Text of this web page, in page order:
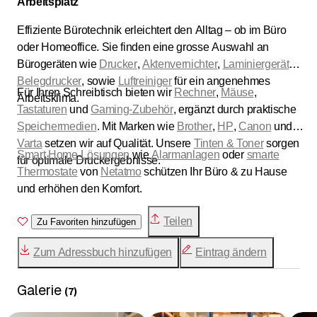
Effiziente Bürotechnik erleichtert den Alltag – ob im Büro
oder Homeoffice. Sie finden eine grosse Auswahl an
Bürogeräten wie Drucker, Aktenvernichter, Laminiergeräte,
Belegdrucker, sowie Luftreinigerfür ein angenehmes
Arbeitsklima.
Für Ihren Schreibtisch bieten wir Rechner, Mäuse,
Tastaturen und Gaming-Zubehör, ergänzt durch praktische
Speichermedien. Mit Marken wie Brother, HP, Canon und
Varta setzen wir auf Qualität. Unsere Tinten & Tonersorgen
für optimale Druckergebnisse.
Smart Home-Lösungen wieAlarmanlagen oder smarte
Thermostate von Netatmoschützen Ihr Büro & zu Hause
und erhöhen den Komfort.
Zu Favoriten hinzufügen Teilen
Zum Adressbuch hinzufügen Eintrag ändern
Galerie (7)